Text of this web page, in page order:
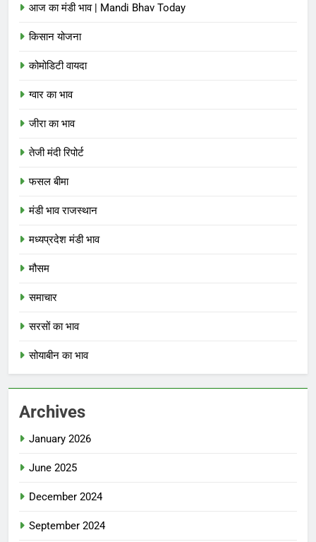
आज का मंडी भाव | Mandi Bhav Today
किसान योजना
कोमोडिटी वायदा
ग्वार का भाव
जीरा का भाव
तेजी मंदी रिपोर्ट
फसल बीमा
मंडी भाव राजस्थान
मध्यप्रदेश मंडी भाव
मौसम
समाचार
सरसों का भाव
सोयाबीन का भाव
Archives
January 2026
June 2025
December 2024
September 2024